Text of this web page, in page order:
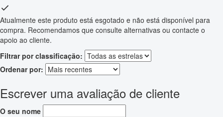
Atualmente este produto está esgotado e não está disponível para
compra. Recomendamos que consulte alternativas ou contacte o
apoio ao cliente.
Filtrar por classificação:
Ordenar por:
Escrever uma avaliação de cliente
O seu nome